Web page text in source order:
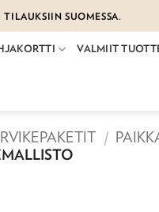
SUOMESSA.
VALMIIT
/